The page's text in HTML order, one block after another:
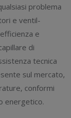
problema
e ventil-
e
di
tecnica
sul mercato,
conformi
energetico.